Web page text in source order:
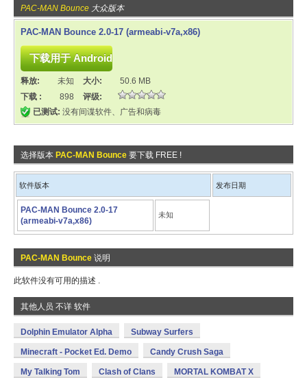
PAC-MAN Bounce 大众版本
PAC-MAN Bounce 2.0-17 (armeabi-v7a,x86)
释放: 未知 大小:
50.6 MB
下载 :
898
评级:
已测试: 没有间谍软件、广告和病毒
选择版本 PAC-MAN Bounce 要下载 FREE !
软件版本 发布日期
PAC-MAN Bounce 2.0-17
(armeabi-v7a,x86)
未知
PAC-MAN Bounce 说明
此软件没有可用的描述 .
其他人员 不详 软件
Dolphin Emulator Alpha Subway Surfers
Minecraft - Pocket Ed. Demo Candy Crush Saga
My Talking Tom Clash of Clans MORTAL KOMBAT X